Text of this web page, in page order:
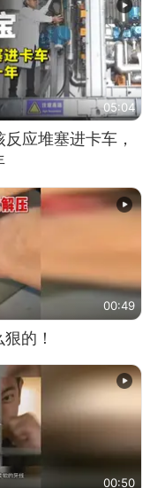
05:04
应堆塞进卡车，
00:49
的！
00:50